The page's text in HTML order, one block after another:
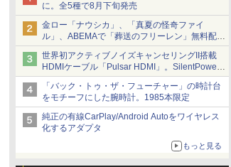
に。全5種で8月下旬発売
金ロー「ナウシカ」、「真夏の怪奇ファイ
ル」、ABEMAで「葬送のフリーレン」無料配信
など。夏の特番・配信情報
世界初アクティブノイズキャンセリングII搭載
HDMIケーブル「Pulsar HDMI」。SilentPower
から
「バック・トゥ・ザ・フューチャー」の時計台
をモチーフにした腕時計。1985本限定
純正の有線CarPlay/Android Autoをワイヤレス
化するアダプタ
もっと見る